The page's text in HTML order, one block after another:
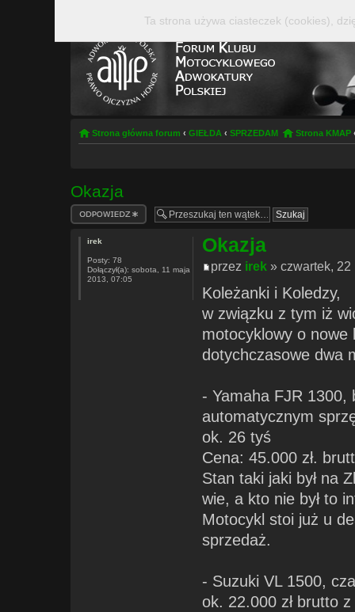
Strona główna forum ‹ GIEŁDA ‹ SPRZEDAM Strona KMAP
Okazja
Odpowiedz
Okazja
przez irek » czwartek,
Koleżanki i Koledzy,
w związku z tym iż
motocyklowy o nowe
dotychczasowe dwa
- Yamaha FJR 1300,
automatycznym
ok. 26 tyś
Cena: 45.000 zł.
Stan taki jaki był na
wie, a kto nie był to
Motocykl stoi już u
sprzedaż.
- Suzuki VL 1500,
ok. 22.000 zł brutto z
irek
Posty: 78
Dołączył(a): sobota, 11 maja
2013, 07:05
Ta strona używa ciasteczek (cookies),